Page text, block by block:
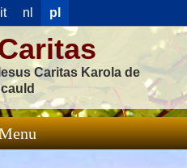
it nl pl
Caritas Karola de